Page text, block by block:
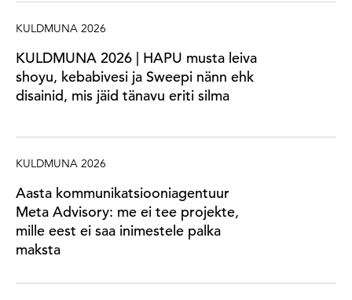
KULDMUNA 2026
KULDMUNA 2026 | HAPU musta leiva
shoyu, kebabivesi ja Sweepi nänn ehk
disainid, mis jäid tänavu eriti silma
KULDMUNA 2026
Aasta kommunikatsiooniagentuur
Meta Advisory: me ei tee projekte,
mille eest ei saa inimestele palka
maksta